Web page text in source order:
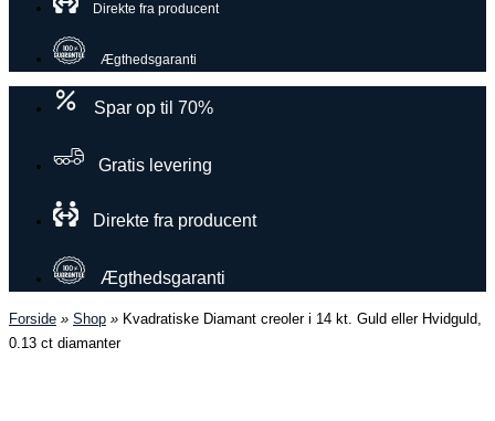
Direkte fra producent
Ægthedsgaranti
Spar op til 70%
Gratis levering
Direkte fra producent
Ægthedsgaranti
Forside » Shop » Kvadratiske Diamant creoler i 14 kt. Guld eller Hvidguld,
0.13 ct diamanter